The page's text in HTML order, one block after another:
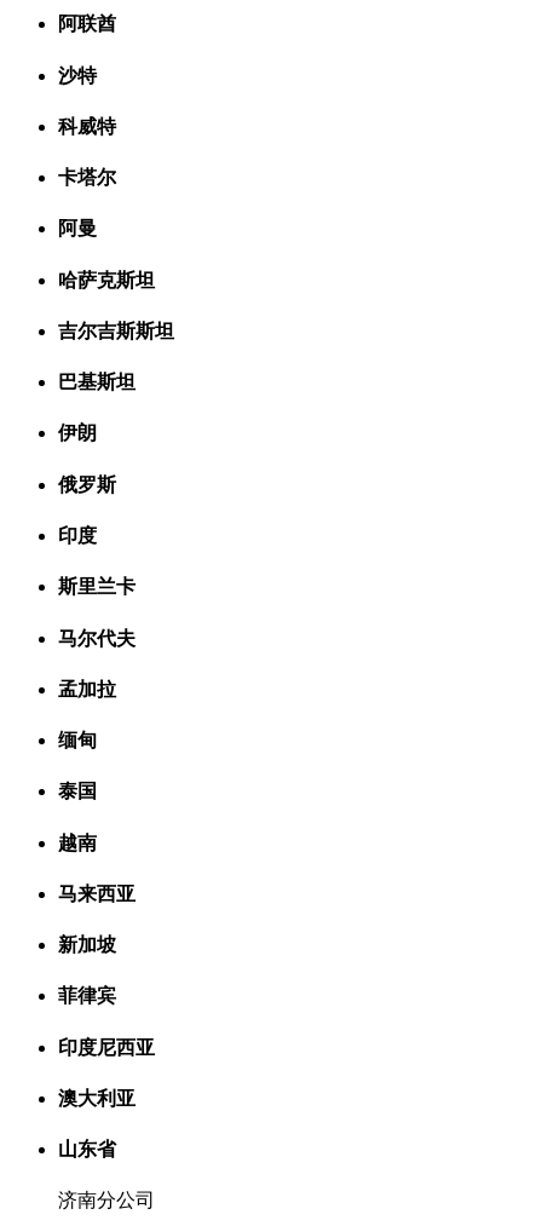
阿联酋
沙特
科威特
卡塔尔
阿曼
哈萨克斯坦
吉尔吉斯斯坦
巴基斯坦
伊朗
俄罗斯
印度
斯里兰卡
马尔代夫
孟加拉
缅甸
泰国
越南
马来西亚
新加坡
菲律宾
印度尼西亚
澳大利亚
山东省
济南分公司